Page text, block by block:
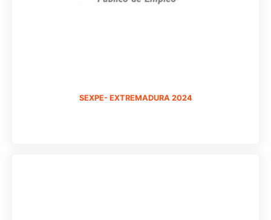
SEXPE- EXTREMADURA 2024